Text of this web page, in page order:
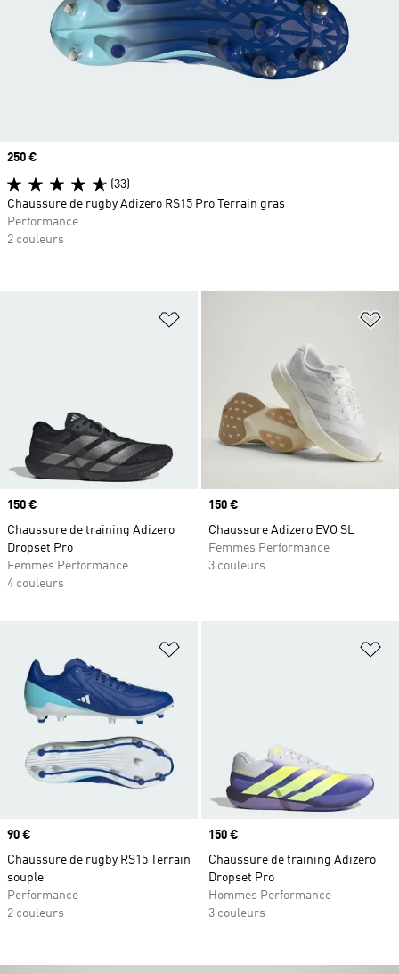
Ajouter à la Liste de produits
Prix
150 €
Chaussure de training Adizero
Dropset Pro
Femmes Performance
4 couleurs
Prix
150 €
Chaussure Adizero EVO SL
Femmes Performance
3 couleurs
Ajouter à la Liste de produits
Prix
90 €
Chaussure de rugby RS15 Terrain
souple
Performance
2 couleurs
Prix
150 €
Chaussure de training Adizero
Dropset Pro
Hommes Performance
3 couleurs
Prix
250 €
(33)
Chaussure de rugby Adizero RS15 Pro Terrain gras
Performance
2 couleurs